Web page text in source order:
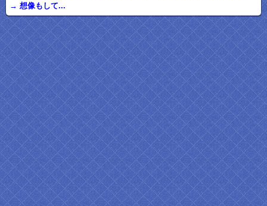
→ 想像もして...